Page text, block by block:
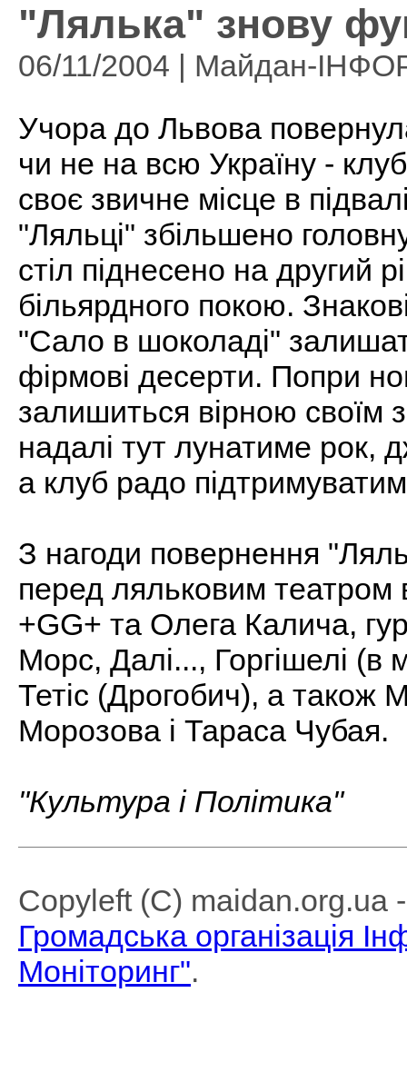
"Лялька" знову
06/11/2004 | Майдан-
Учора до Львова
чи не на всю Україну -
своє звичне місце в
"Ляльці" збільшено
стіл піднесено на другий
більярдного покою.
"Сало в шоколаді"
фірмові десерти. Попри
залишиться вірною своїм
надалі тут лунатиме рок,
а клуб радо
З нагоди повернення
перед ляльковим театром
+GG+ та Олега Калича,
Морс, Далі..., Горгішелі
Тетіс (Дрогобич), а також
Морозова і Тараса Чубая.
"Культура і Політика"
Copyleft (C) maidan.org.ua
Громадська організація
Моніторинг".